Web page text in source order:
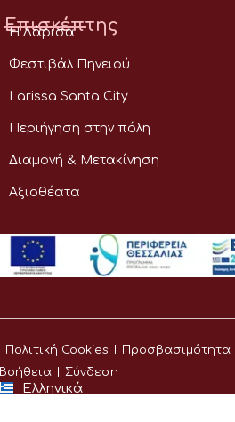
Επισκέπτης
Η Λάρισα
Φεστιβάλ Πηνειού
Larissa Santa City
Περιήγηση στην πόλη
Διαμονή & Μετακίνηση
Αξιοθέατα
Πολιτική Cookies
Προσβασιμότητα
Βοήθεια Σύνδεση
Ελληνικά